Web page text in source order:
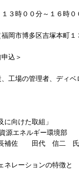
時００分～１６時０
市博多区吉塚本町１
込＞
工場の管理者、ディ
向けた取組」
ネルギー環境部
佐 田代 信二 氏
レーションの特徴と